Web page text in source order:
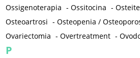
Ossigenoterapia -Ossitocina -
Osteoartrosi -Osteopenia /
Ovariectomia -Overtreatment -
P